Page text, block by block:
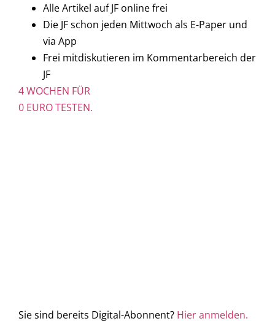
Alle Artikel auf JF online frei
Die JF schon jeden Mittwoch als E-Paper und
via App
Frei mitdiskutieren im Kommentarbereich der
JF
4 WOCHEN FÜR
0 EURO TESTEN.
Sie sind bereits Digital-Abonnent? Hier anmelden.